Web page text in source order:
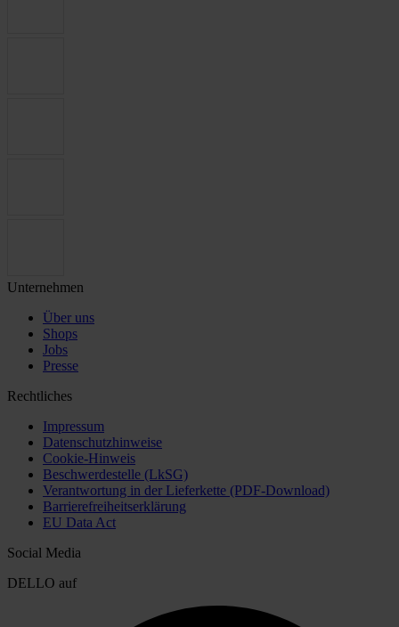
Unternehmen
Über uns
Shops
Jobs
Presse
Rechtliches
Impressum
Datenschutzhinweise
Cookie-Hinweis
Beschwerdestelle (LkSG)
Verantwortung in der Lieferkette (PDF-Download)
Barrierefreiheitserklärung
EU Data Act
Social Media
DELLO auf